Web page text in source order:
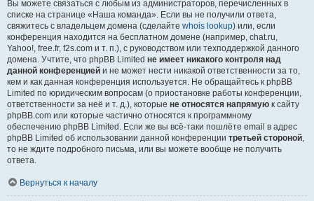
Вы можете связаться с любым из администраторов, перечисленных в
списке на странице «Наша команда». Если вы не получили ответа,
свяжитесь с владельцем домена (сделайте whois lookup) или, если
конференция находится на бесплатном домене (например, chat.ru,
Yahoo!, free.fr, f2s.com и т. п.), с руководством или техподдержкой данного
домена. Учтите, что phpBB Limited не имеет никакого контроля над
данной конференцией и не может нести никакой ответственности за то,
кем и как данная конференция используется. Не обращайтесь к phpBB
Limited по юридическим вопросам (о приостановке работы конференции,
ответственности за неё и т. д.), которые не относятся напрямую к сайту
phpBB.com или которые частично относятся к программному
обеспечению phpBB Limited. Если же вы всё-таки пошлёте email в адрес
phpBB Limited об использовании данной конференции третьей стороной,
то не ждите подробного письма, или вы можете вообще не получить
ответа.
Вернуться к началу